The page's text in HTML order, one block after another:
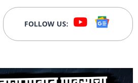
FOLLOW US: